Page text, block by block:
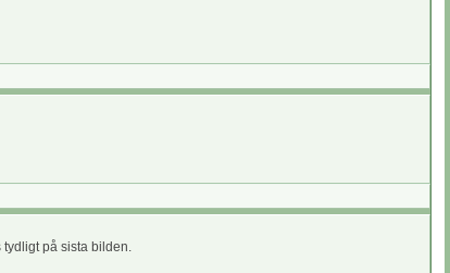
tydligt på sista bilden.